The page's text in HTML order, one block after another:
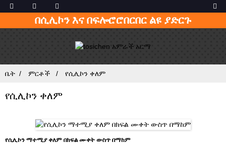
በሲሊኮን እና በፍሎሮሮበርበር ልዩ ያድርጉ
ቤት ምርቶች የሲሊኮን ቀለም
የሲሊኮን ቀለም
የሲሊኮን ማተሚያ ቀለም በክፍል ሙቀት ውስጥ በማከም